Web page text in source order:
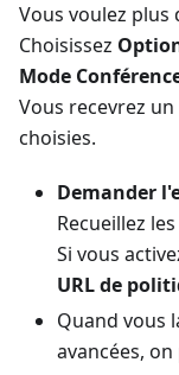
Vous voulez plus
Choisissez
Mode
Vous recevrez
choisies.
Demander
Recueillez
Si vous
URL de
Quand vous
avancées,